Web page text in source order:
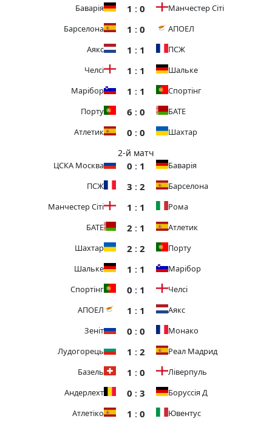
Баварія
1 : 0
Манчестер Сіті
Барселона
1 : 0
АПОЕЛ
Аякс
1 : 1
ПСЖ
Челсі
1 : 1
Шальке
Марібор
1 : 1
Спортінг
Порту
6 : 0
БАТЕ
Атлетик
0 : 0 Шахтар
2-й матч
ЦСКА Москва 0 : 1
Баварія
ПСЖ
3 : 2
Барселона
Манчестер Сіті
1 : 1
Рома
БАТЕ
2 : 1
Атлетик
Шахтар
2 : 2
Порту
Шальке
1 : 1
Марібор
Спортінг
0 : 1
Челсі
АПОЕЛ
1 : 1
Аякс
Зеніт
0 : 0
Монако
Лудогорець
1 : 2
Реал Мадрид
Базель
1 : 0
Ліверпуль
Андерлехт
0 : 3
Боруссія Д
Атлетіко
1 : 0
Ювентус